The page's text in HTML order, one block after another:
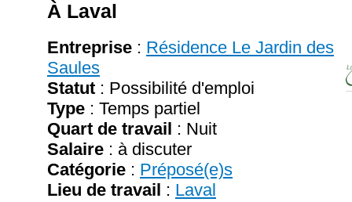
À Laval
Entreprise : Résidence Le Jardin des
Saules
Statut : Possibilité d'emploi
Type : Temps partiel
Quart de travail : Nuit
Salaire : à discuter
Catégorie : Préposé(e)s
Lieu de travail : Laval